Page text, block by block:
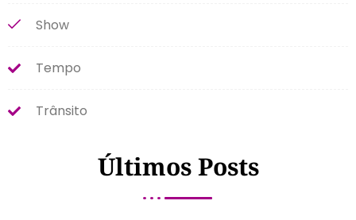
Show
Tempo
Trânsito
Últimos Posts